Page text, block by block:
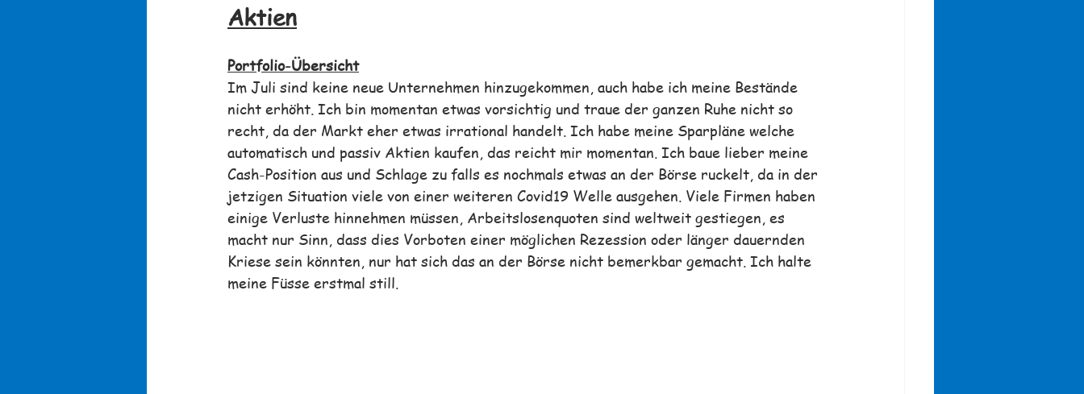
Aktien
Portfolio-Übersicht
Im Juli sind keine neue Unternehmen hinzugekommen, auch habe ich meine Bestände
nicht erhöht. Ich bin momentan etwas vorsichtig und traue der ganzen Ruhe nicht so
recht, da der Markt eher etwas irrational handelt. Ich habe meine Sparpläne welche
automatisch und passiv Aktien kaufen, das reicht mir momentan. Ich baue lieber meine
Cash-Position aus und Schlage zu falls es nochmals etwas an der Börse ruckelt, da in der
jetzigen Situation viele von einer weiteren Covid19 Welle ausgehen. Viele Firmen haben
einige Verluste hinnehmen müssen, Arbeitslosenquoten sind weltweit gestiegen, es
macht nur Sinn, dass dies Vorboten einer möglichen Rezession oder länger dauernden
Kriese sein könnten, nur hat sich das an der Börse nicht bemerkbar gemacht. Ich halte
meine Füsse erstmal still.